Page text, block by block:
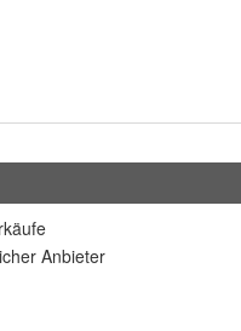
er Anbieter